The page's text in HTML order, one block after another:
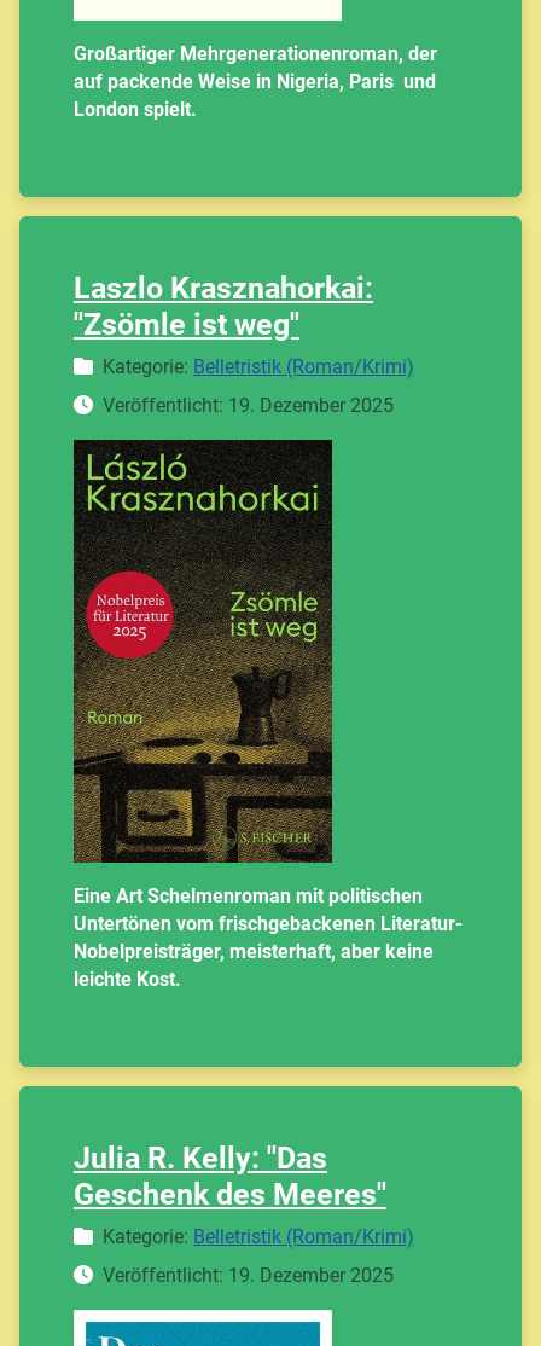
Großartiger Mehrgenerationenroman, der
auf packende Weise in Nigeria, Paris und
London spielt.
Laszlo Krasznahorkai:
"Zsömle ist weg"
DetailsKategorie: Belletristik (Roman/Krimi)
Veröffentlicht: 19. Dezember 2025
Eine Art Schelmenroman mit politischen
Untertönen vom frischgebackenen Literatur-
Nobelpreisträger, meisterhaft, aber keine
leichte Kost.
Julia R. Kelly: "Das
Geschenk des Meeres"
DetailsKategorie: Belletristik (Roman/Krimi)
Veröffentlicht: 19. Dezember 2025